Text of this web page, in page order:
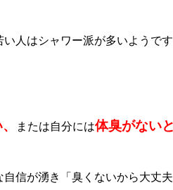
人はシャワー派が多いようです
または自分には体臭がない
信が湧き「臭くないから大丈